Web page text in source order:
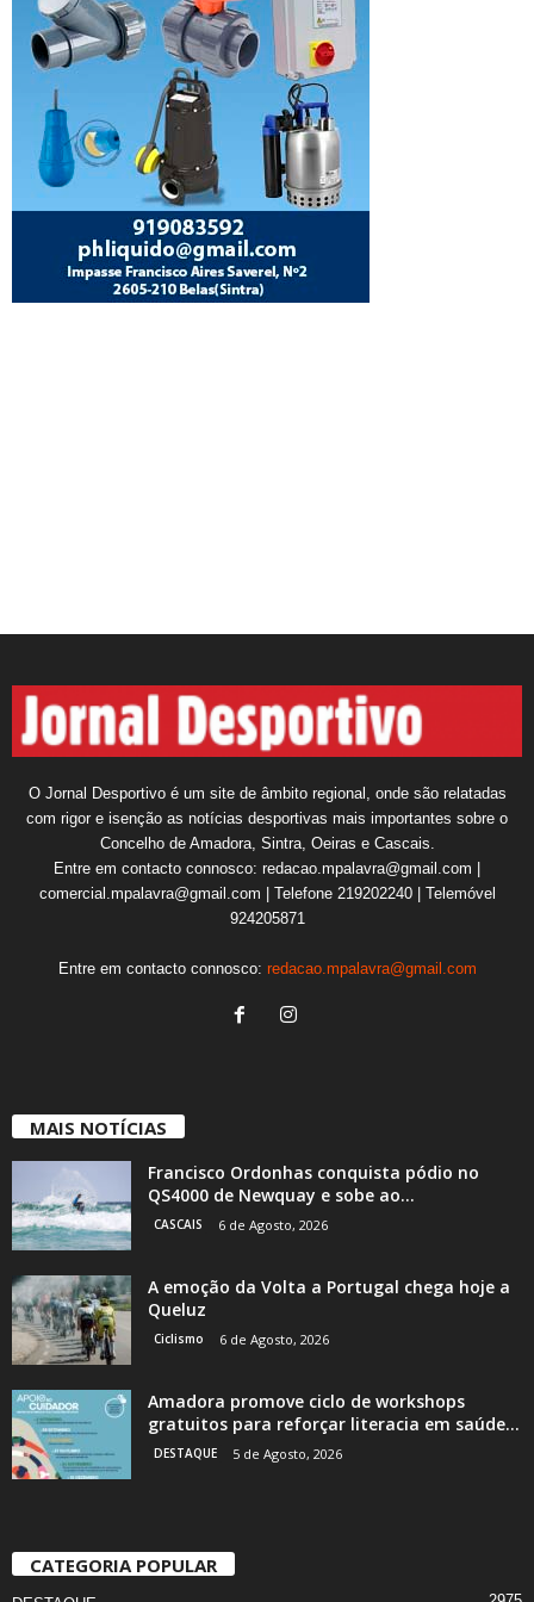
O Jornal Desportivo é um site de âmbito regional, onde são relatadas
com rigor e isenção as notícias desportivas mais importantes sobre o
Concelho de Amadora, Sintra, Oeiras e Cascais.
Entre em contacto connosco: redacao.mpalavra@gmail.com |
comercial.mpalavra@gmail.com | Telefone 219202240 | Telemóvel
924205871
Entre em contacto connosco: redacao.mpalavra@gmail.com
MAIS NOTÍCIAS
Francisco Ordonhas conquista pódio no
QS4000 de Newquay e sobe ao...
CASCAIS 6 de Agosto, 2026
A emoção da Volta a Portugal chega hoje a
Queluz
Ciclismo 6 de Agosto, 2026
Amadora promove ciclo de workshops
gratuitos para reforçar literacia em saúde...
DESTAQUE 5 de Agosto, 2026
CATEGORIA POPULAR